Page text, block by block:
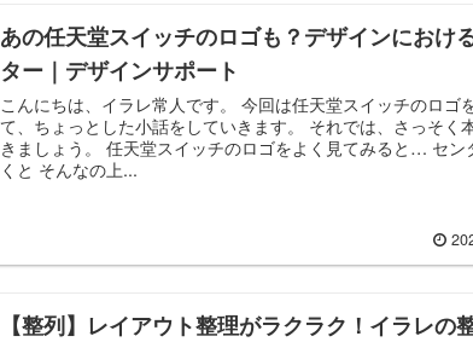
あの任天堂スイッチのロゴも？デザインにおけ
ター｜デザインサポート
こんにちは、イラレ常人です。 今回は任天堂スイッチのロゴ
て、ちょっとした小話をしていきます。 それでは、さっそく
きましょう。 任天堂スイッチのロゴをよく見てみると… セン
くと そんなの上...
【整列】レイアウト整理がラクラク！イラレの